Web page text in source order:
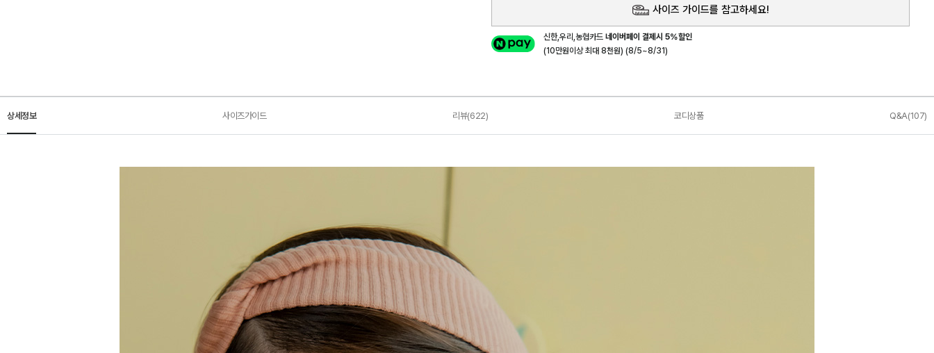
사이즈 가이드를 참고하세요!
신한,우리,농협카드네이버페이 결제시 5%할인
(10만원이상 최대 8천원) (8/5~8/31)
상세정보 사이즈가이드 리뷰(622) 코디상품 Q&A(107)